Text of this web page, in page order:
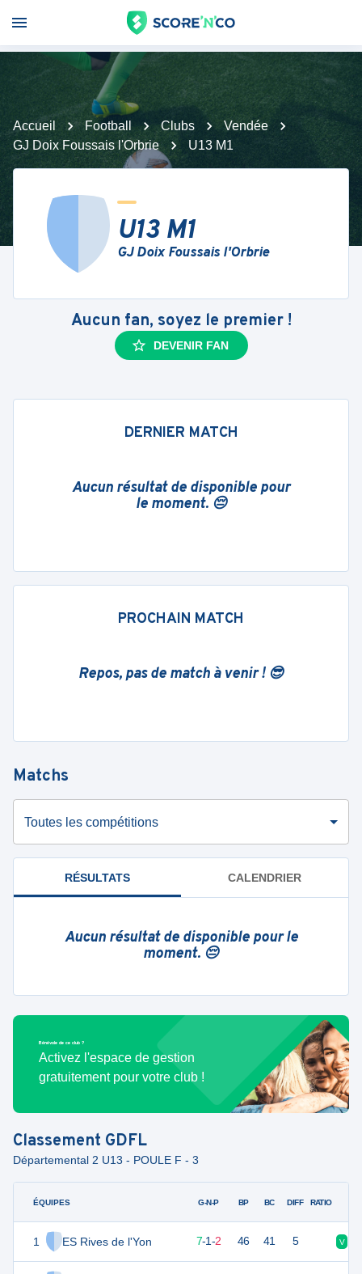
Accueil Football Clubs
Vendée
GJ Doix Foussais l'Orbrie
U13 M1
U13 M1
GJ Doix Foussais l'Orbrie
Aucun fan, soyez le premier !
DEVENIR FAN
DERNIER MATCH
Aucun résultat de disponible pour
le moment. 😔
PROCHAIN MATCH
Repos, pas de match à venir ! 😎
Matchs
Toutes les compétitions
RÉSULTATS CALENDRIER
Aucun résultat de disponible pour le
moment. 😔
Bénévole de ce club ?
Activez l'espace de gestion
gratuitement pour votre club !
Classement GDFL
Départemental 2 U13 - POULE F - 3
ÉQUIPES
1 ES Rives de l'Yon
G-N-P BP BC DIFF RATIO
22 7-1-2 46 41 5 V